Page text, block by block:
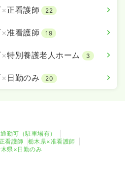
×正看護師 22
×准看護師 19
×特別養護老人ホーム 3
× 日勤のみ 20
勤可（駐車場有）
看護師
栃木県×准看護師
県×日勤のみ